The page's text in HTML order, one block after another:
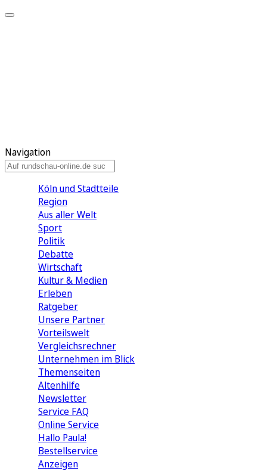
Navigation
Köln und Stadtteile
Region
Aus aller Welt
Sport
Politik
Debatte
Wirtschaft
Kultur & Medien
Erleben
Ratgeber
Unsere Partner
Vorteilswelt
Vergleichsrechner
Unternehmen im Blick
Themenseiten
Altenhilfe
Newsletter
Service FAQ
Online Service
Hallo Paula!
Bestellservice
Anzeigen